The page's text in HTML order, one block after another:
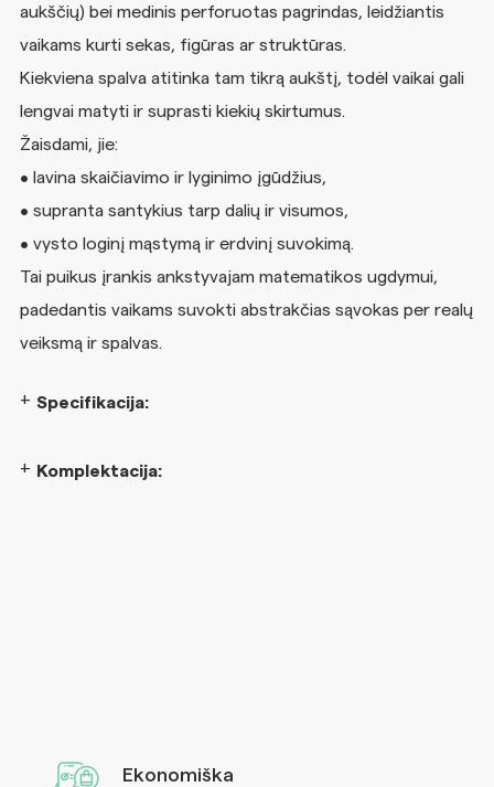
aukščių) bei medinis perforuotas pagrindas, leidžiantis
vaikams kurti sekas, figūras ar struktūras.
Kiekviena spalva atitinka tam tikrą aukštį, todėl vaikai gali
lengvai matyti ir suprasti kiekių skirtumus.
Žaisdami, jie:
• lavina skaičiavimo ir lyginimo įgūdžius,
• supranta santykius tarp dalių ir visumos,
• vysto loginį mąstymą ir erdvinį suvokimą.
Tai puikus įrankis ankstyvajam matematikos ugdymui,
padedantis vaikams suvokti abstrakčias sąvokas per realų
veiksmą ir spalvas.
Specifikacija:
Komplektacija:
Ekonomiška